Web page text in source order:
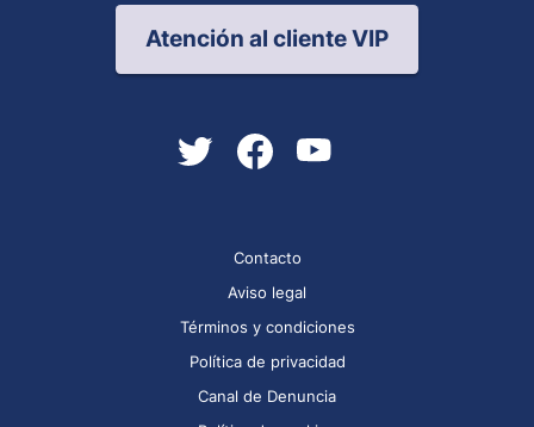
Atención al cliente VIP
Contacto
Aviso legal
Términos y condiciones
Política de privacidad
Canal de Denuncia